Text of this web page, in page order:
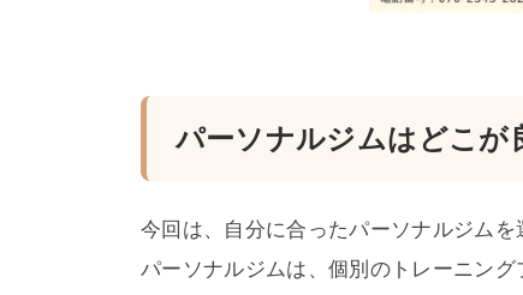
パーソナルジムはどこが
今回は、自分に合ったパーソナルジムを
パーソナルジムは、個別のトレーニン